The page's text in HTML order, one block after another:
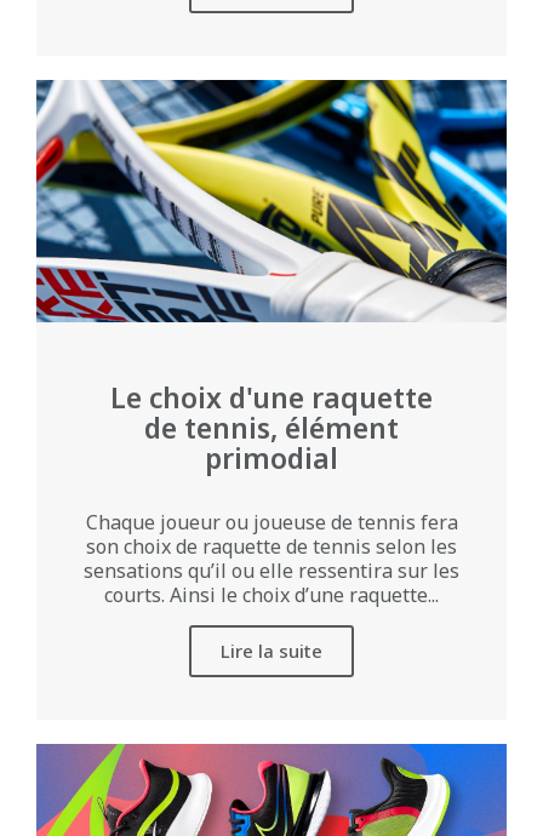
Le choix d'une raquette
de tennis, élément
primodial
Chaque joueur ou joueuse de tennis fera
son choix de raquette de tennis selon les
sensations qu’il ou elle ressentira sur les
courts. Ainsi le choix d’une raquette...
Lire la suite